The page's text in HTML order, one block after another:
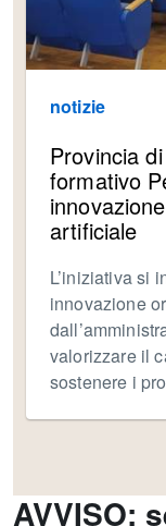
notizie
Provincia
formativo
artificiale
L’iniziativa si
innovazione
valorizzare il
sostenere i
AVVISO: